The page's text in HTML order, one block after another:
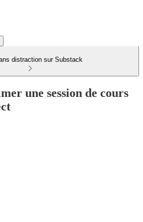
distraction sur Substack
une session de cours